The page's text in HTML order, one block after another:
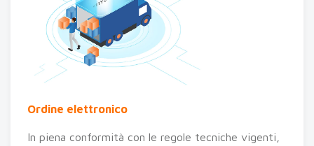
Ordine elettronico
In piena conformità con le regole tecniche vigenti,